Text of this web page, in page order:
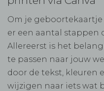
Om je geboortekaartje
er een aantal stappen
Allereerst is het
te passen naar jouw
door de tekst, kleuren
wijzigen naar iets wat